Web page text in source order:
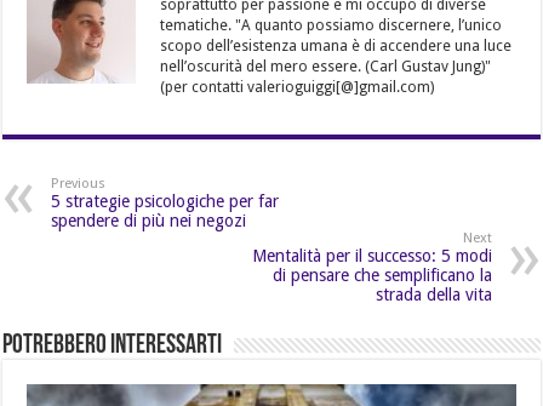
soprattutto per passione e mi occupo di diverse
tematiche. "A quanto possiamo discernere, l’unico
scopo dell’esistenza umana è di accendere una luce
nell’oscurità del mero essere. (Carl Gustav Jung)"
(per contatti valerioguiggi[@]gmail.com)
Previous
5 strategie psicologiche per far
spendere di più nei negozi
Next
Mentalità per il successo: 5 modi
di pensare che semplificano la
strada della vita
Potrebbero Interessarti